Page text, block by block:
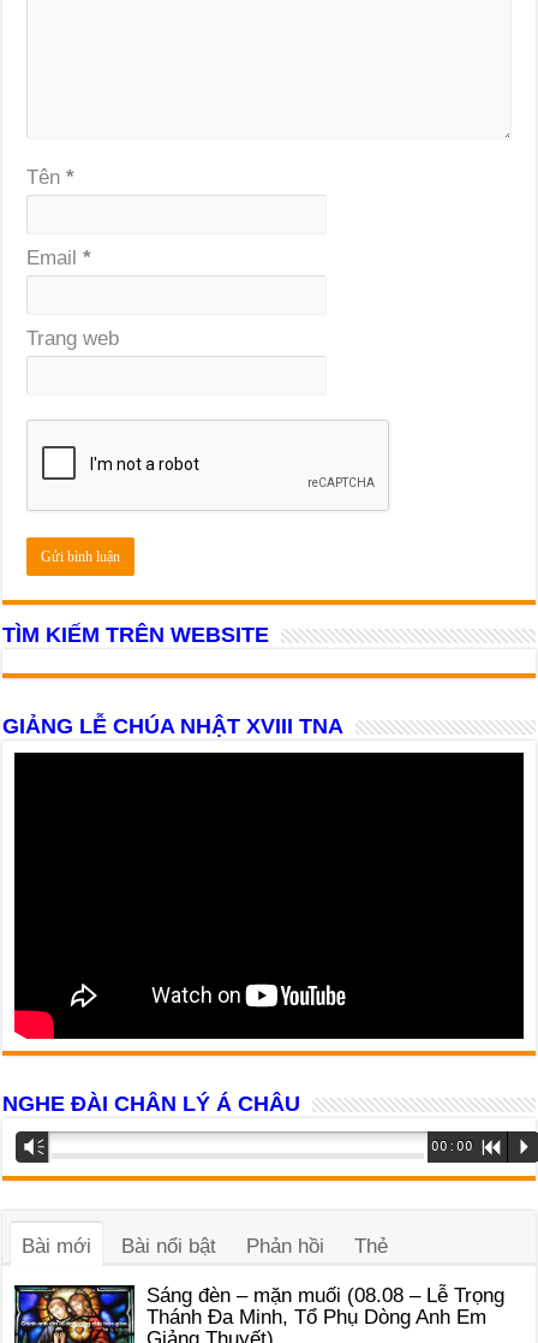
Tên*
Email*
Trang web
TÌM KIẾM TRÊN WEBSITE
GIẢNG LỄ CHÚA NHẬT XVIII TNA
NGHE ĐÀI CHÂN LÝ Á CHÂU
Trình
phát
âm
Vm 00:00 R P
Bài mới Bài nổi bật Phản hồi Thẻ
Sáng đèn – mặn muối (08.08 – Lễ Trọng
Thánh Đa Minh, Tổ Phụ Dòng Anh Em